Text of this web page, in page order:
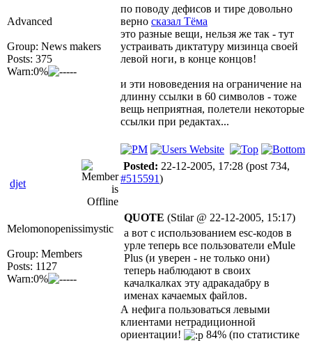
Advanced
Group: News makers
Posts: 375
Warn:0%
по поводу дефисов и тире довольно
верно сказал Тёма
это разные вещи, нельзя же так - тут
устраивать диктатуру мизинца своей
левой ноги, в конце концов!
и эти нововедения на ограничение на
длинну ссылки в 60 символов - тоже
вещь неприятная, полетели некоторые
ссылки при редактах...
djet
Posted: 22-12-2005, 17:28 (post 734,
#515591)
Melomonopenissimystic
Group: Members
Posts: 1127
Warn:0%
QUOTE (Stilar @ 22-12-2005, 15:17)
а вот с использованием esc-кодов в
урле теперь все пользователи eMule
Plus (и уверен - не только они)
теперь наблюдают в своих
качалкалках эту адракадабру в
именах качаемых файлов.
А нефига пользоваться левыми
клиентами нетрадиционной
ориентации!
84% (по статистике